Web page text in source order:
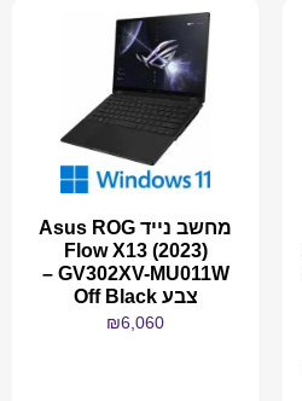
מחשב נייד Asus ROG
Flow X13 (2023)
GV302XV-MU011W –
צבע Off Black
₪6,060